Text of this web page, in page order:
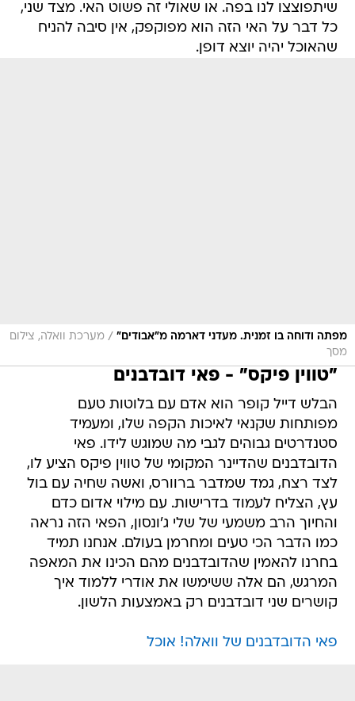
שיתפוצצו לנו בפה. או שאולי זה פשוט האי. מצד שני,
כל דבר על האי הזה הוא מפוקפק, אין סיבה להניח
שהאוכל יהיה יוצא דופן.
מפתה ודוחה בו זמנית. מעדני דארמה מ"אבודים" / מערכת וואלה, צילום
מסך
"טווין פיקס" - פאי דובדבנים
הבלש דייל קופר הוא אדם עם בלוטות טעם
מפותחות שקנאי לאיכות הקפה שלו, ומעמיד
סטנדרטים גבוהים לגבי מה שמוגש לידו. פאי
הדובדבנים שהדיינר המקומי של טווין פיקס הציע לו,
לצד רצח, גמד שמדבר ברוורס, ואשה שחיה עם בול
עץ, הצליח לעמוד בדרישות. עם מילוי אדום כדם
והחיוך הרב משמעי של שלי ג'ונסון, הפאי הזה נראה
כמו הדבר הכי טעים ומחרמן בעולם. אנחנו תמיד
בחרנו להאמין שהדובדבנים מהם הכינו את המאפה
המרגש, הם אלה ששימשו את אודרי ללמוד איך
קושרים שני דובדבנים רק באמצעות הלשון.
פאי הדובדבנים של וואלה! אוכל